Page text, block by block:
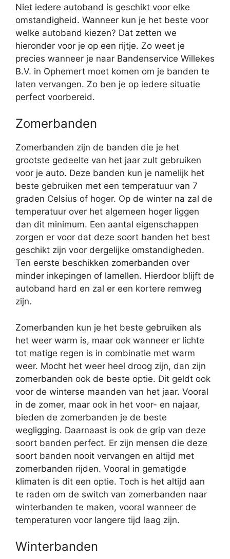
Niet iedere autoband is geschikt voor elke
omstandigheid. Wanneer kun je het beste voor
welke autoband kiezen? Dat zetten we
hieronder voor je op een rijtje. Zo weet je
precies wanneer je naar Bandenservice Willekes
B.V. in Ophemert moet komen om je banden te
laten vervangen. Zo ben je op iedere situatie
perfect voorbereid.
Zomerbanden
Zomerbanden zijn de banden die je het
grootste gedeelte van het jaar zult gebruiken
voor je auto. Deze banden kun je namelijk het
beste gebruiken met een temperatuur van 7
graden Celsius of hoger. Op de winter na zal de
temperatuur over het algemeen hoger liggen
dan dit minimum. Een aantal eigenschappen
zorgen er voor dat deze soort banden het best
geschikt zijn voor dergelijke omstandigheden.
Ten eerste beschikken zomerbanden over
minder inkepingen of lamellen. Hierdoor blijft de
autoband hard en zal er een kortere remweg
zijn.
Zomerbanden kun je het beste gebruiken als
het weer warm is, maar ook wanneer er lichte
tot matige regen is in combinatie met warm
weer. Mocht het weer heel droog zijn, dan zijn
zomerbanden ook de beste optie. Dit geldt ook
voor de winterse maanden van het jaar. Vooral
in de zomer, maar ook in het voor- en najaar,
bieden de zomerbanden je de beste
wegligging. Daarnaast is ook de grip van deze
soort banden perfect. Er zijn mensen die deze
soort banden nooit vervangen en altijd met
zomerbanden rijden. Vooral in gematigde
klimaten is dit een optie. Toch is het altijd aan
te raden om de switch van zomerbanden naar
winterbanden te maken, vooral wanneer de
temperaturen voor langere tijd laag zijn.
Winterbanden